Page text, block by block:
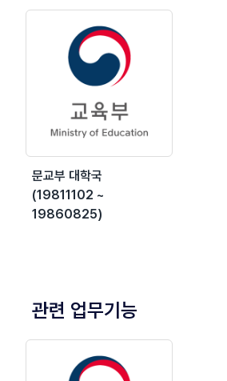
문교부 대학국
(19811102 ~
19860825)
관련 업무기능